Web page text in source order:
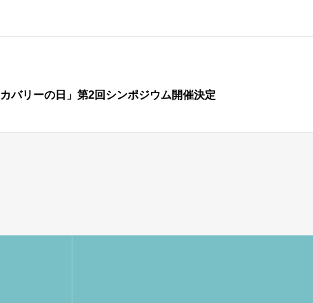
バリーの日」第2回シンポジウム開催決定